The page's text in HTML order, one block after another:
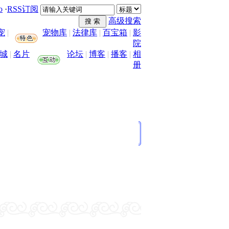
·RSS订阅
高级搜索
| 宠物库 | 法律库 | 百宝箱 | 影
院
| 名片 论坛 | 博客 | 播客 | 相
册